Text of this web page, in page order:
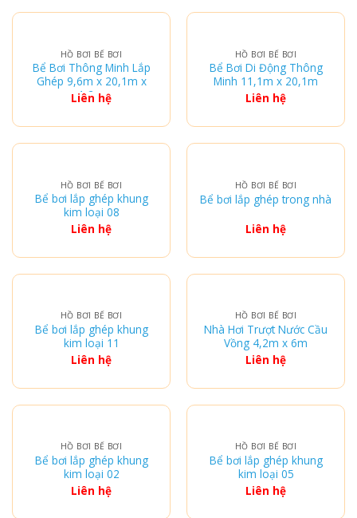
HỒ BƠI BỂ BƠI
Bể Bơi Thông Minh Lắp
Ghép 9,6m x 20,1m x
1,2m
Liên hệ
HỒ BƠI BỂ BƠI
Bể Bơi Di Động Thông
Minh 11,1m x 20,1m
Liên hệ
HỒ BƠI BỂ BƠI
Bể bơi lắp ghép khung
kim loại 08
Liên hệ
HỒ BƠI BỂ BƠI
Bể bơi lắp ghép trong nhà
Liên hệ
HỒ BƠI BỂ BƠI
Bể bơi lắp ghép khung
kim loại 11
Liên hệ
HỒ BƠI BỂ BƠI
Nhà Hơi Trượt Nước Cầu
Vồng 4,2m x 6m
Liên hệ
HỒ BƠI BỂ BƠI
Bể bơi lắp ghép khung
kim loại 02
Liên hệ
HỒ BƠI BỂ BƠI
Bể bơi lắp ghép khung
kim loại 05
Liên hệ